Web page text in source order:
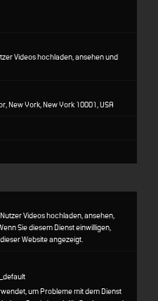
Videos hochladen, ansehen und
New York, New York 10001, USA
Videos hochladen, ansehen,
Sie diesem Dienst einwilligen,
Website angezeigt.
um Probleme mit dem Dienst